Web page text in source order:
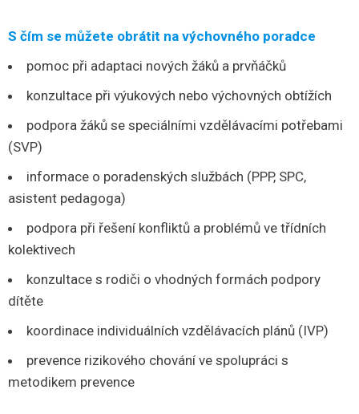
S čím se můžete obrátit na výchovného poradce
pomoc při adaptaci nových žáků a prvňáčků
konzultace při výukových nebo výchovných obtížích
podpora žáků se speciálními vzdělávacími potřebami
(SVP)
informace o poradenských službách (PPP, SPC,
asistent pedagoga)
podpora při řešení konfliktů a problémů ve třídních
kolektivech
konzultace s rodiči o vhodných formách podpory
dítěte
koordinace individuálních vzdělávacích plánů (IVP)
prevence rizikového chování ve spolupráci s
metodikem prevence